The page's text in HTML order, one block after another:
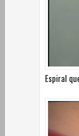
Espiral